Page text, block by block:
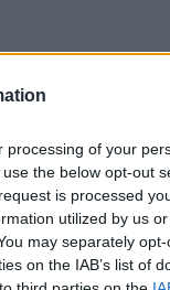
processing of your
the below opt-out
is processed
utilized by us
may separately
on the IAB’s list of
depuis l'adresse IP
depuis l'envoi du
ediacara-cours/ Copier
sur le